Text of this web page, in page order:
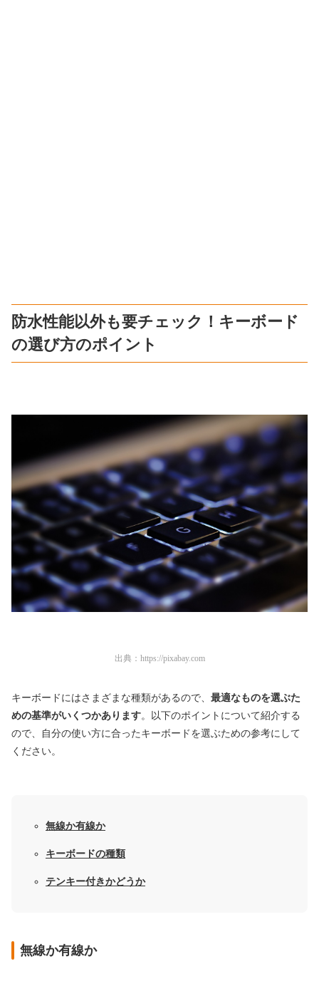
防水性能以外も要チェック！キーボード
の選び方のポイント
出典： https://pixabay.com
キーボードにはさまざまな種類があるので、 最適なものを選ぶた
めの基準がいくつかあります。以下のポイントについて紹介する
ので、自分の使い方に合ったキーボードを選ぶための参考にして
ください。
無線か有線か
キーボードの種類
テンキー付きかどうか
無線か有線か